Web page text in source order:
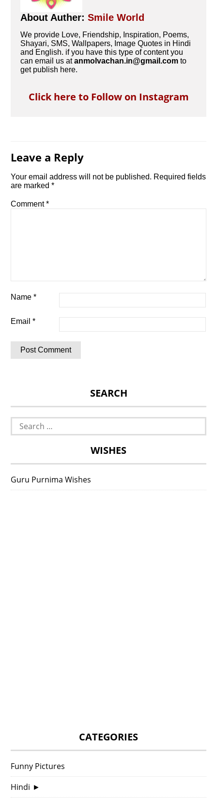
About Auther:Smile World
We provide Love, Friendship, Inspiration, Poems,
Shayari, SMS, Wallpapers, Image Quotes in Hindi
and English. if you have this type of content you
can email us atanmolvachan.in@gmail.com to
get publish here.
Click here to Follow on Instagram
Leave a Reply
Your email address will not be published. Required fields
are marked*
Comment*
Name*
Email*
SEARCH
Search
for:
WISHES
Guru Purnima Wishes
CATEGORIES
Funny Pictures
Hindi ►